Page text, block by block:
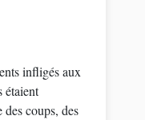
infligés aux
étaient
coups, des